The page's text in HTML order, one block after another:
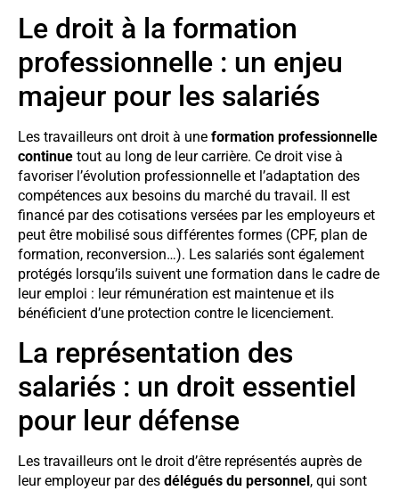
Le droit à la formation
professionnelle : un enjeu
majeur pour les salariés
Les travailleurs ont droit à une formation professionnelle
continue tout au long de leur carrière. Ce droit vise à
favoriser l’évolution professionnelle et l’adaptation des
compétences aux besoins du marché du travail. Il est
financé par des cotisations versées par les employeurs et
peut être mobilisé sous différentes formes (CPF, plan de
formation, reconversion…). Les salariés sont également
protégés lorsqu’ils suivent une formation dans le cadre de
leur emploi : leur rémunération est maintenue et ils
bénéficient d’une protection contre le licenciement.
La représentation des
salariés : un droit essentiel
pour leur défense
Les travailleurs ont le droit d’être représentés auprès de
leur employeur par des délégués du personnel , qui sont